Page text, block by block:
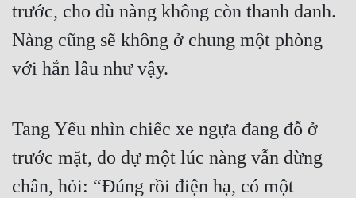
trước, cho dù nàng không còn thanh danh.
Nàng cũng sẽ không ở chung một phòng
với hắn lâu như vậy.
Tang Yểu nhìn chiếc xe ngựa đang đỗ ở
trước mặt, do dự một lúc nàng vẫn dừng
chân, hỏi: “Đúng rồi điện hạ, có một